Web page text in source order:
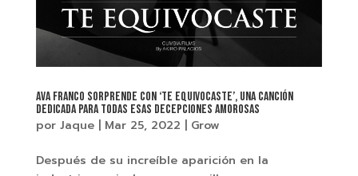
AVA FRANCO SORPRENDE CON ‘TE EQUIVOCASTE’, UNA CANCIÓN
DEDICADA PARA TODAS ESAS DECEPCIONES AMOROSAS
por Jaque| Mar 25, 2022 Grow
Después de su increíble aparición en la